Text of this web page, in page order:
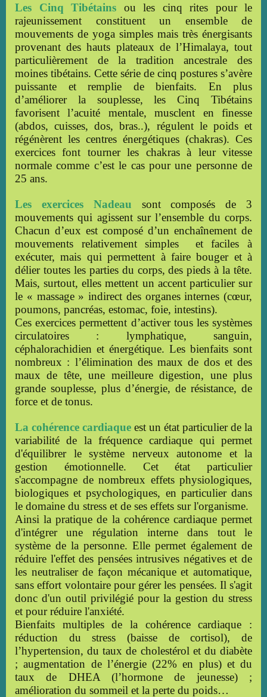
Les Cinq Tibétains
ou les cinq rites pour le
rajeunissement
constituent un ensemble de
mouvements de yoga simples mais très énergisants
provenant des hauts plateaux de l’Himalaya, tout
particulièrement de la tradition ancestrale des
moines tibétains. Cette série de cinq postures s’avère
puissante et remplie de bienfaits. En plus
d’améliorer la souplesse, les Cinq Tibétains
favorisent l’acuité mentale, musclent en finesse
(abdos, cuisses, dos, bras..), régulent le poids et
régénèrent les centres énergétiques (chakras). Ces
exercices font tourner les chakras à leur vitesse
normale comme c’est le cas pour une personne de
25 ans.
Les exercices Nadeau
sont composés de 3
mouvements qui agissent sur l’ensemble du corps.
Chacun d’eux est composé d’un enchaînement de
mouvements relativement simples et faciles à
exécuter, mais qui permettent à faire bouger et à
délier toutes les parties du corps, des pieds à la tête.
Mais, surtout, elles mettent un accent particulier sur
le « massage » indirect des organes internes (cœur,
poumons, pancréas, estomac, foie, intestins).
Ces exercices permettent d’activer tous les systèmes
circulatoires : lymphatique, sanguin,
céphalorachidien et énergétique. Les bienfaits sont
nombreux : l’élimination des maux de dos et des
maux de tête, une meilleure digestion, une plus
grande souplesse, plus d’énergie, de résistance, de
force et de tonus.
La cohérence cardiaque est un état particulier de la
variabilité de la fréquence cardiaque qui permet
d'équilibrer le système nerveux autonome et la
gestion émotionnelle. Cet état particulier
s'accompagne de nombreux effets physiologiques,
biologiques et psychologiques, en particulier dans
le domaine du stress et de ses effets sur l'organisme.
Ainsi la pratique de la cohérence cardiaque permet
d'intégrer une régulation interne dans tout le
système de la personne. Elle permet également de
réduire l'effet des pensées intrusives négatives et de
les neutraliser de façon mécanique et automatique,
sans effort volontaire pour gérer les pensées. Il s'agit
donc d'un outil privilégié pour la gestion du stress
et pour réduire l'anxiété.
Bienfaits multiples de la cohérence cardiaque :
réduction du stress (baisse de cortisol), de
l’hypertension, du taux de cholestérol et du diabète
; augmentation de l’énergie (22% en plus) et du
taux de DHEA (l’hormone de jeunesse) ;
amélioration du sommeil et la perte du poids…